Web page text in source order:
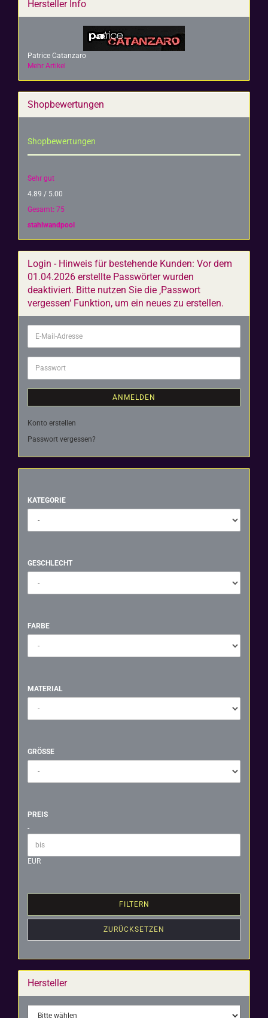
Hersteller Info
Patrice Catanzaro
Mehr Artikel
Shopbewertungen
Shopbewertungen
Sehr gut
4.89 / 5.00
Gesamt: 75
stahlwandpool
Login - Hinweis für bestehende Kunden: Vor dem
01.04.2026 erstellte Passwörter wurden
deaktiviert. Bitte nutzen Sie die ‚Passwort
vergessen‘ Funktion, um ein neues zu erstellen.
E-
Mail-
Adresse
Passwort
ANMELDEN
Konto erstellen
Passwort vergessen?
KATEGORIE
KATEGORIE
GESCHLECHT
GESCHLECHT
FARBE
FARBE
MATERIAL
MATERIAL
GRÖSSE
GRÖSSE
PREIS
PREIS
Preis bis
-
EUR
FILTERN
ZURÜCKSETZEN
Hersteller